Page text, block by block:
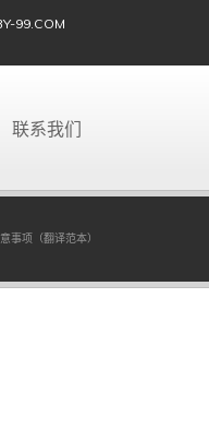
99.COM
联系我们
事项（翻译范本）